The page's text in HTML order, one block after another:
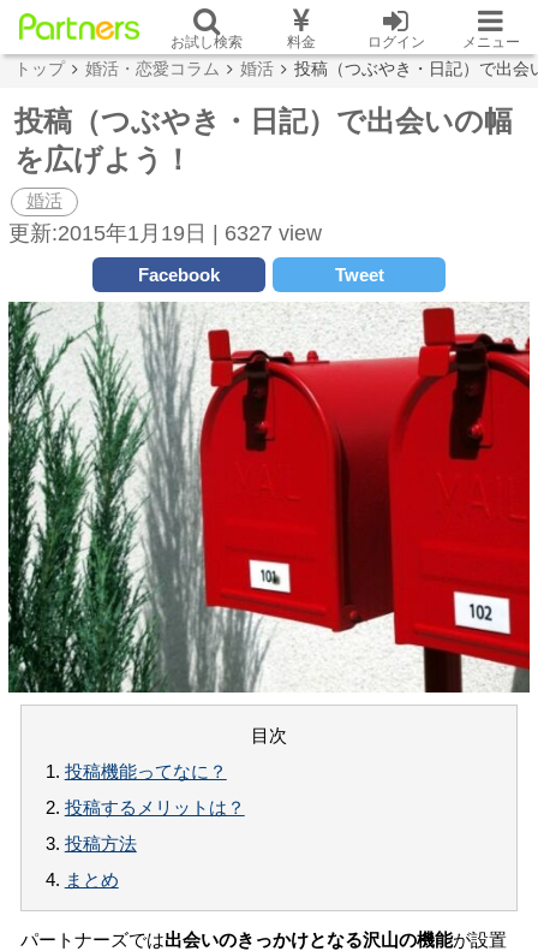
お試し検索 料金 ログイン メニュー
トップ 婚活・恋愛コラム 婚活 投稿（つぶやき・日記）で出会
投稿（つぶやき・日記）で出会いの幅
を広げよう！
婚活
更新:2015年1月19日 | 6327 view
Facebook Tweet
目次
1. 投稿機能ってなに？
2. 投稿するメリットは？
3. 投稿方法
4. まとめ
パートナーズでは出会いのきっかけとなる沢山の機能が設置